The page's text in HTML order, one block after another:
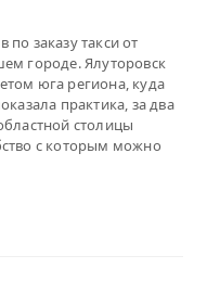
заказу такси от
городе. Ялуторовск
юга региона, куда
практика, за два
столицы
с которым можно